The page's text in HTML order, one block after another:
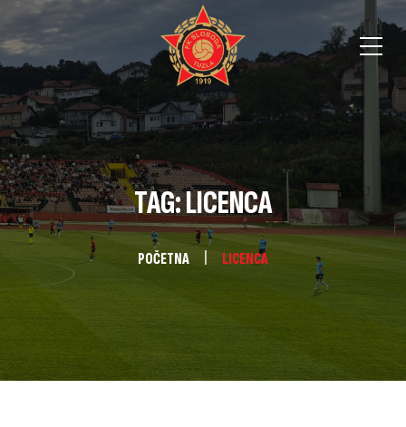
TAG: LICENCA
POČETNA LICENCA